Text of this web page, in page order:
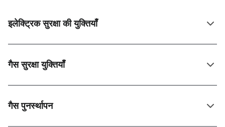
इलेक्ट्रिक सुरक्षा की युक्तियाँ
गैस सुरक्षा युक्तियाँ
गैस पुनर्स्थापन